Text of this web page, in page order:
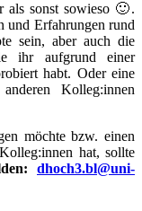
als sonst sowieso 🙂.
und Erfahrungen rund
sein, aber auch die
ihr aufgrund einer
habt. Oder eine
Kolleg:innen
möchte bzw. einen
hat, sollte
dhoch3.bl@uni-